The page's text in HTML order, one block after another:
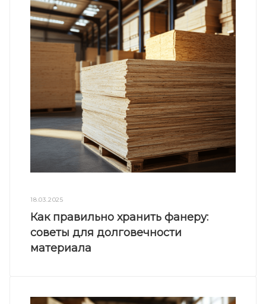
18.03.2025
Как правильно хранить фанеру:
советы для долговечности
материала